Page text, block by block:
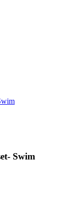
Swim